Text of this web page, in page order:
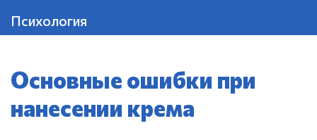
Психология
Основные ошибки при
нанесении крема